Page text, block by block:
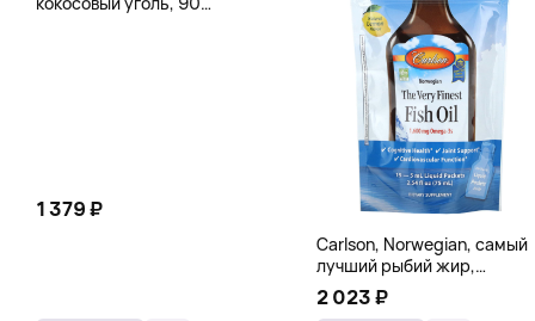
1 379 ₽
Carlson, Norwegian, самый
лучший рыбий жир,
натуральный лимон, 15
пакетиков (5 мл) каждый
2 023 ₽